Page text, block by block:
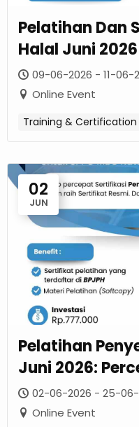
Pelatihan Dan
Halal Juni
2022-021
09-06-2026 - 11-06-
Online Event
Training & Certification
02
JUN
Pelatihan
Juni 2026:
Resmi UMK
02-06-2026 - 25-06-
Online Event